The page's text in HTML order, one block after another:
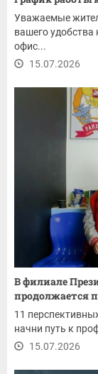
Уважаемые
вашего удобства
офис...
15.07.2026
В филиале
продолжается
11
начни путь к
15.07.2026